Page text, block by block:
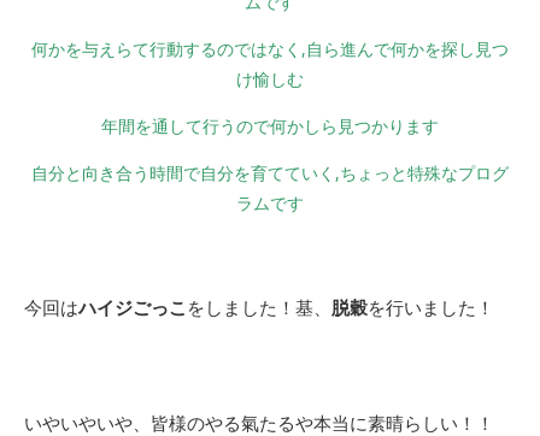
何かを与えらて行動するのではなく,自ら進んで何かを探し見つ
け愉しむ
年間を通して行うので何かしら見つかります
自分と向き合う時間で自分を育てていく,ちょっと特殊なプログ
ラムです
今回はハイジごっこ をしました！基、 脱穀を行いました！
いやいやいや、皆様のやる氣たるや本当に素晴らしい！！